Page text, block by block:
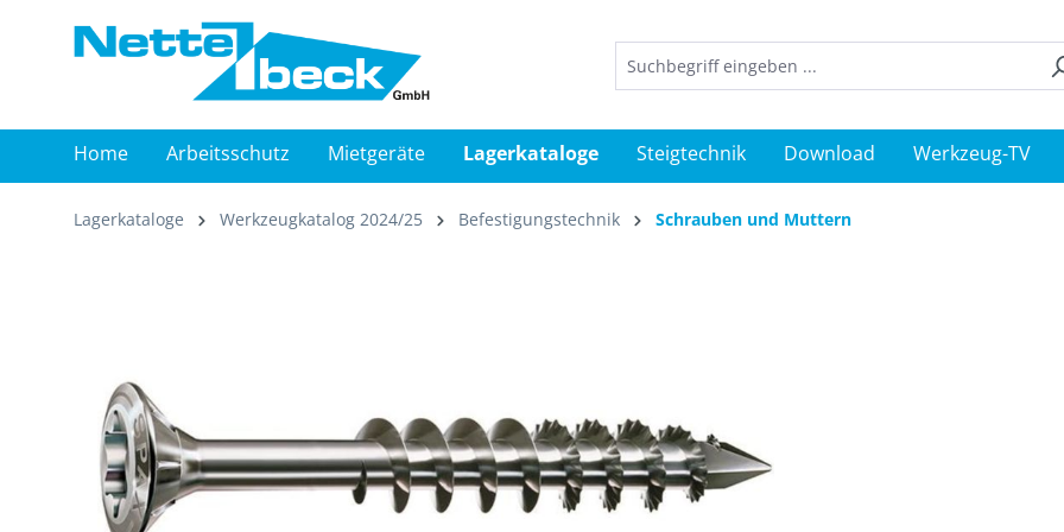
Zur Hauptnavigation springen
Home Arbeitsschutz Mietgeräte Lagerkataloge Steigtechnik Download Werkzeug-TV
Lagerkataloge Werkzeugkatalog 2024/25 Befestigungstechnik Schrauben und Muttern